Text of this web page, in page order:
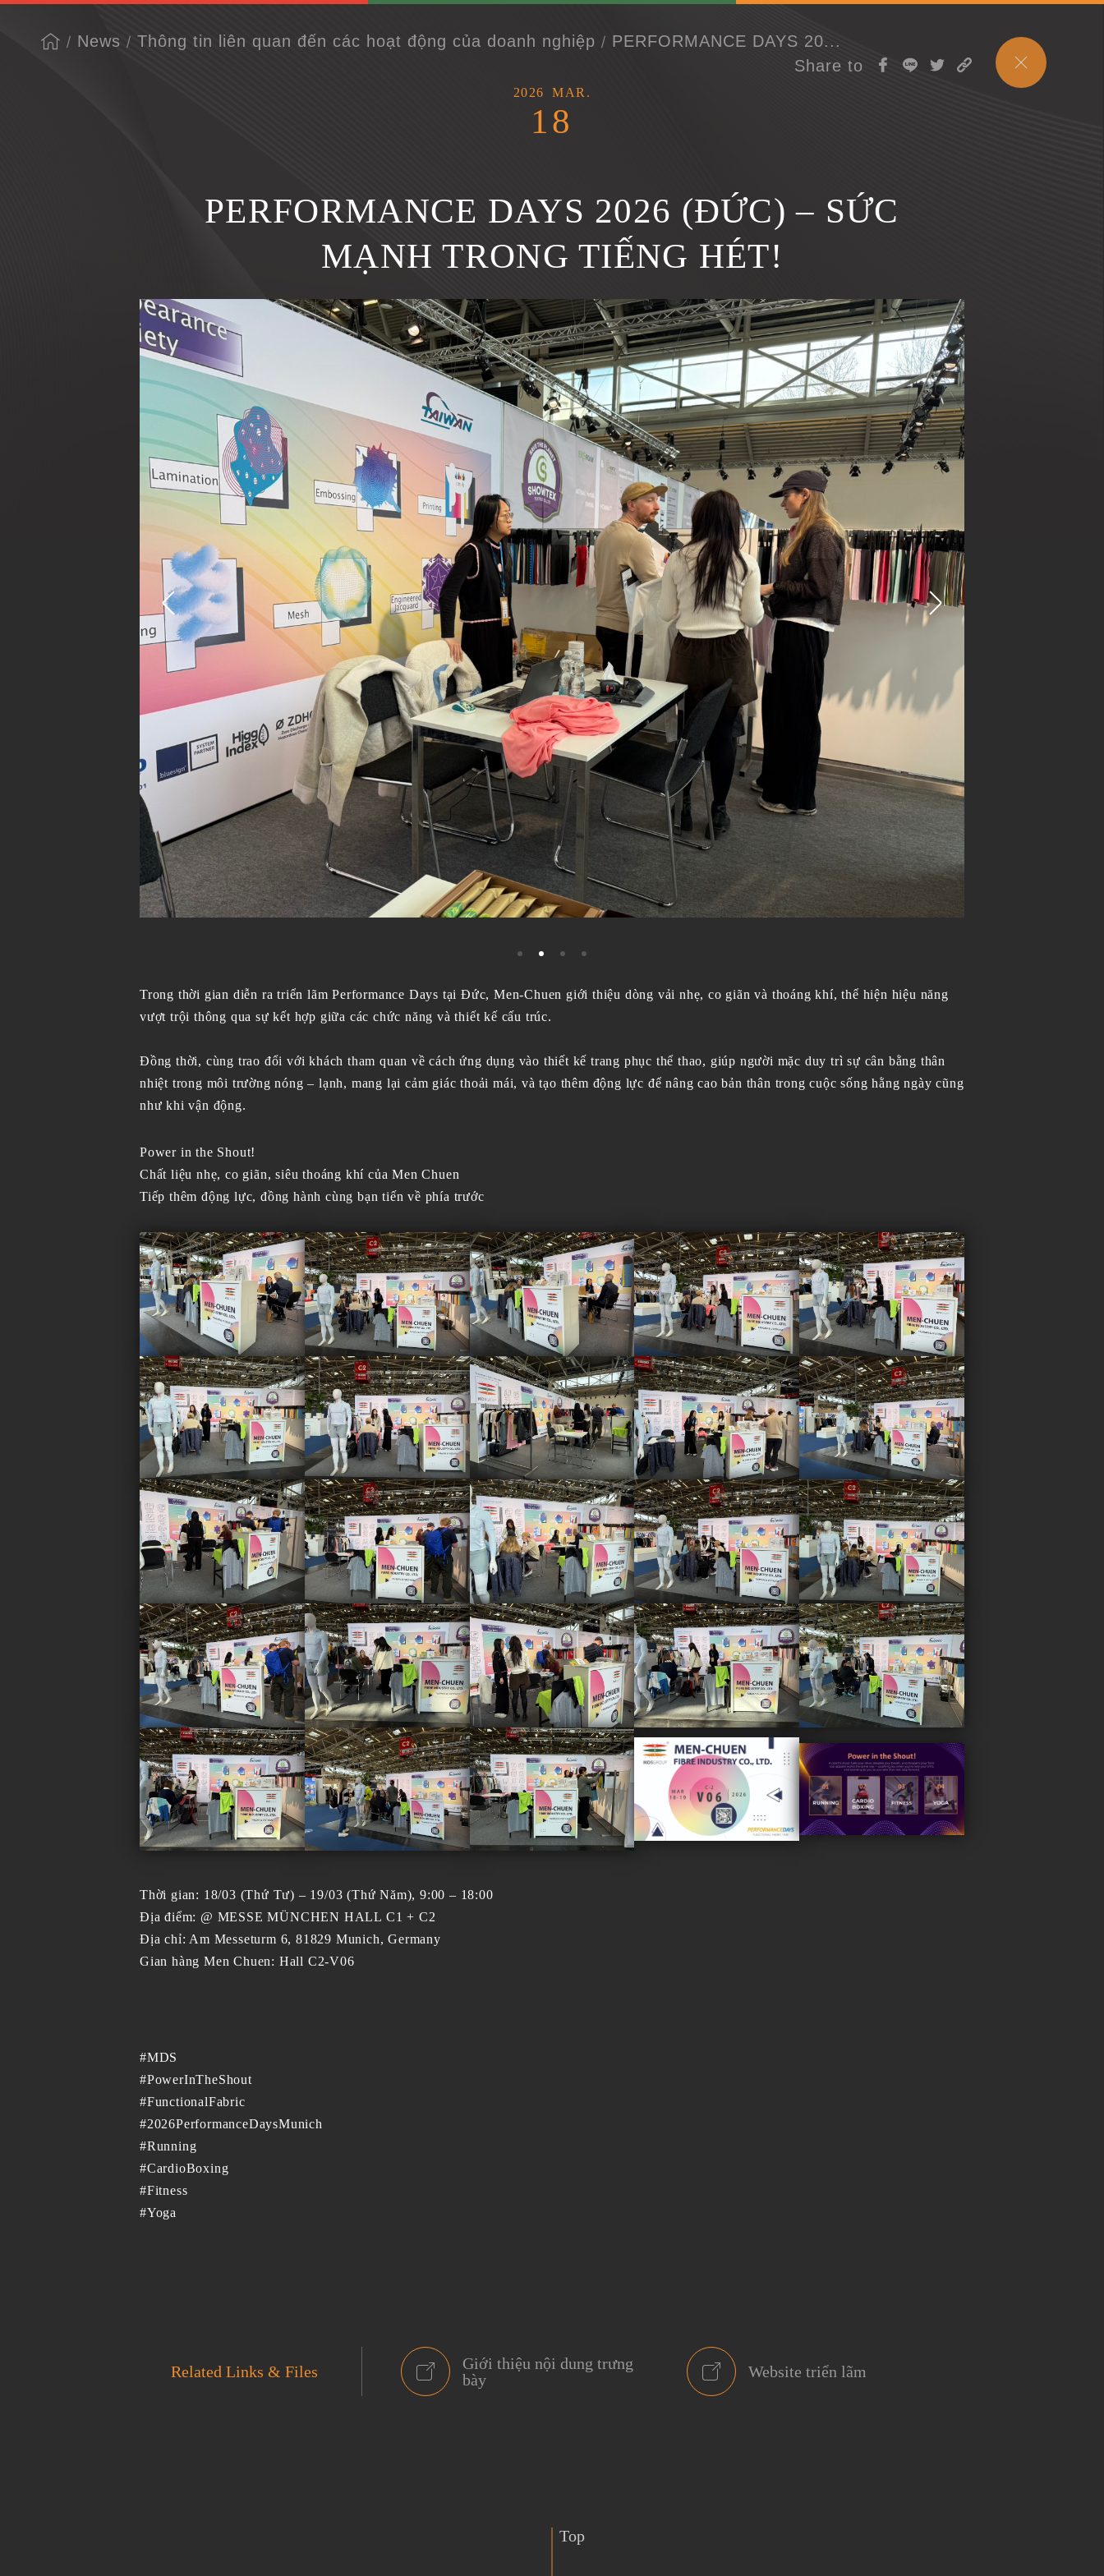
News Thông tin liên quan đến các hoạt động của doanh nghiệp
PERFORMANCE DAYS 20...
Share to
2026 MAR.
18
PERFORMANCE DAYS 2026 (ĐỨC) – SỨC
MẠNH TRONG TIẾNG HÉT!
Trong thời gian diễn ra triển lãm Performance Days tại Đức, Men-Chuen giới thiệu dòng vải nhẹ, co giãn và thoáng khí, thể hiện hiệu năng
vượt trội thông qua sự kết hợp giữa các chức năng và thiết kế cấu trúc.
Đồng thời, cùng trao đổi với khách tham quan về cách ứng dụng vào thiết kế trang phục thể thao, giúp người mặc duy trì sự cân bằng thân
nhiệt trong môi trường nóng – lạnh, mang lại cảm giác thoải mái, và tạo thêm động lực để nâng cao bản thân trong cuộc sống hằng ngày cũng
như khi vận động.
Power in the Shout!
Chất liệu nhẹ, co giãn, siêu thoáng khí của Men Chuen
Tiếp thêm động lực, đồng hành cùng bạn tiến về phía trước
Thời gian: 18/03 (Thứ Tư) – 19/03 (Thứ Năm), 9:00 – 18:00
Địa điểm: @ MESSE MÜNCHEN HALL C1 + C2
Địa chỉ: Am Messeturm 6, 81829 Munich, Germany
Gian hàng Men Chuen: Hall C2-V06
#MDS
#PowerInTheShout
#FunctionalFabric
#2026PerformanceDaysMunich
#Running
#CardioBoxing
#Fitness
#Yoga
Related Links & Files
Giới thiệu nội dung trưng
bày
Website triển lãm
Top